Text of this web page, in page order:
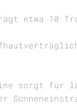
etwa 10
sorgt für